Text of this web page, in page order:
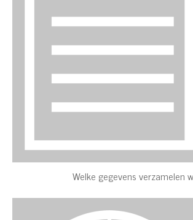
Welke gegevens verzamelen